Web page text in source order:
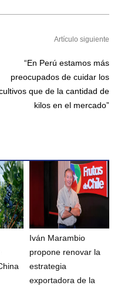
Artículo siguiente
“En Perú estamos más
preocupados de cuidar los
que de la cantidad de
kilos en el mercado”
Iván Marambio
propone renovar la
estrategia
exportadora de la